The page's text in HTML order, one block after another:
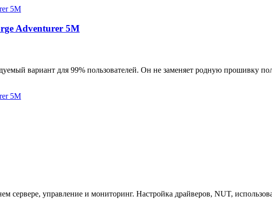
Adventurer 5M
вариант для 99% пользователей. Он не заменяет родную прошивку
сервере, управление и мониторинг. Настройка драйверов, NUT,